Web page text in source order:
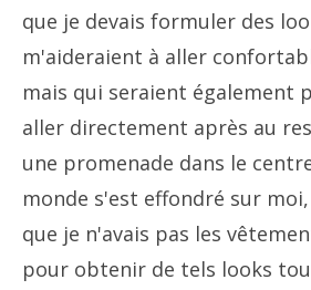
que je devais formuler des
m'aideraient à aller
mais qui seraient également
aller directement après au
une promenade dans le
monde s'est effondré sur
que je n'avais pas les
pour obtenir de tels looks